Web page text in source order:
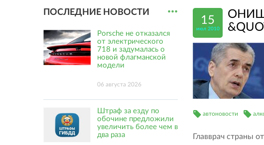
15
июл 2010
автоновости
Главврач страны
ПОСЛЕДНИЕ НОВОСТИ ...
Porsche не отказался
от электрического
718 и задумалась о
новой флагманской
модели
06 августа 2026
Штраф за езду по
обочине предложили
увеличить более чем в
два раза